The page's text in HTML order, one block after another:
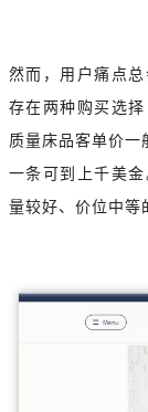
然而，用户痛点
存在两种购买选
质量床品客单价
一条可到上千美
量较好、价位中等